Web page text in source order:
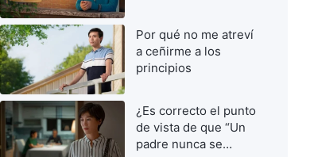
Por qué no me atreví
a ceñirme a los
principios
¿Es correcto el punto
de vista de que “Un
padre nunca se